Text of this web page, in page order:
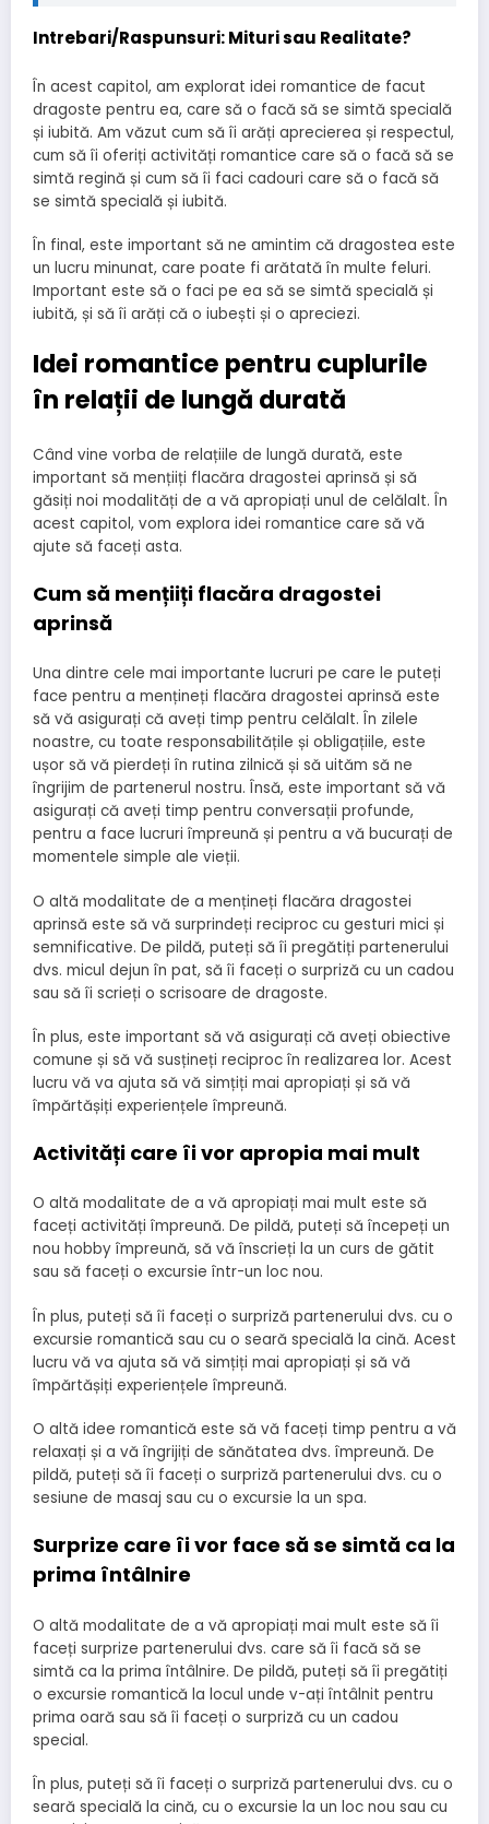
Intrebari/Raspunsuri: Mituri sau Realitate?
În acest capitol, am explorat idei romantice de facut
dragoste pentru ea, care să o facă să se simtă specială
și iubită. Am văzut cum să îi arăți aprecierea și respectul,
cum să îi oferiți activități romantice care să o facă să se
simtă regină și cum să îi faci cadouri care să o facă să
se simtă specială și iubită.
În final, este important să ne amintim că dragostea este
un lucru minunat, care poate fi arătată în multe feluri.
Important este să o faci pe ea să se simtă specială și
iubită, și să îi arăți că o iubești și o apreciezi.
Idei romantice pentru cuplurile
în relații de lungă durată
Când vine vorba de relațiile de lungă durată, este
important să mențiiți flacăra dragostei aprinsă și să
găsiți noi modalități de a vă apropiați unul de celălalt. În
acest capitol, vom explora idei romantice care să vă
ajute să faceți asta.
Cum să mențiiți flacăra dragostei
aprinsă
Una dintre cele mai importante lucruri pe care le puteți
face pentru a mențineți flacăra dragostei aprinsă este
să vă asigurați că aveți timp pentru celălalt. În zilele
noastre, cu toate responsabilitățile și obligațiile, este
ușor să vă pierdeți în rutina zilnică și să uităm să ne
îngrijim de partenerul nostru. Însă, este important să vă
asigurați că aveți timp pentru conversații profunde,
pentru a face lucruri împreună și pentru a vă bucurați de
momentele simple ale vieții.
O altă modalitate de a mențineți flacăra dragostei
aprinsă este să vă surprindeți reciproc cu gesturi mici și
semnificative. De pildă, puteți să îi pregătiți partenerului
dvs. micul dejun în pat, să îi faceți o surpriză cu un cadou
sau să îi scrieți o scrisoare de dragoste.
În plus, este important să vă asigurați că aveți obiective
comune și să vă susțineți reciproc în realizarea lor. Acest
lucru vă va ajuta să vă simțiți mai apropiați și să vă
împărtășiți experiențele împreună.
Activități care îi vor apropia mai mult
O altă modalitate de a vă apropiați mai mult este să
faceți activități împreună. De pildă, puteți să începeți un
nou hobby împreună, să vă înscrieți la un curs de gătit
sau să faceți o excursie într-un loc nou.
În plus, puteți să îi faceți o surpriză partenerului dvs. cu o
excursie romantică sau cu o seară specială la cină. Acest
lucru vă va ajuta să vă simțiți mai apropiați și să vă
împărtășiți experiențele împreună.
O altă idee romantică este să vă faceți timp pentru a vă
relaxați și a vă îngrijiți de sănătatea dvs. împreună. De
pildă, puteți să îi faceți o surpriză partenerului dvs. cu o
sesiune de masaj sau cu o excursie la un spa.
Surprize care îi vor face să se simtă ca la
prima întâlnire
O altă modalitate de a vă apropiați mai mult este să îi
faceți surprize partenerului dvs. care să îi facă să se
simtă ca la prima întâlnire. De pildă, puteți să îi pregătiți
o excursie romantică la locul unde v-ați întâlnit pentru
prima oară sau să îi faceți o surpriză cu un cadou
special.
În plus, puteți să îi faceți o surpriză partenerului dvs. cu o
seară specială la cină, cu o excursie la un loc nou sau cu